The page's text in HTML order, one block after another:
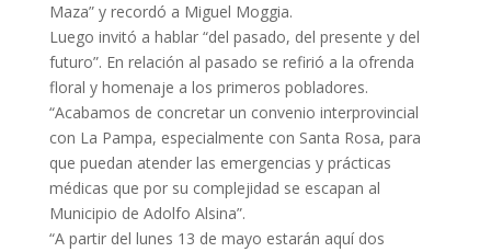
Maza” y recordó a Miguel Moggia.
Luego invitó a hablar “del pasado, del presente y del
futuro”. En relación al pasado se refirió a la ofrenda
floral y homenaje a los primeros pobladores.
“Acabamos de concretar un convenio interprovincial
con La Pampa, especialmente con Santa Rosa, para
que puedan atender las emergencias y prácticas
médicas que por su complejidad se escapan al
Municipio de Adolfo Alsina”.
“A partir del lunes 13 de mayo estarán aquí dos